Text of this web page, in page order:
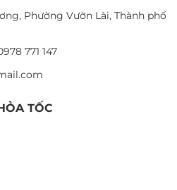
Phường Vườn Lài, Thành phố
771 147
TỐC